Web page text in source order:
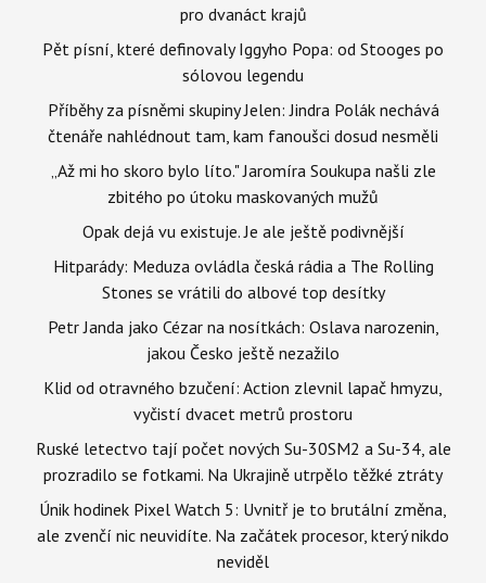
pro dvanáct krajů
Pět písní, které definovaly Iggyho Popa: od Stooges po
sólovou legendu
Příběhy za písněmi skupiny Jelen: Jindra Polák nechává
čtenáře nahlédnout tam, kam fanoušci dosud nesměli
„Až mi ho skoro bylo líto." Jaromíra Soukupa našli zle
zbitého po útoku maskovaných mužů
Opak dejá vu existuje. Je ale ještě podivnější
Hitparády: Meduza ovládla česká rádia a The Rolling
Stones se vrátili do albové top desítky
Petr Janda jako Cézar na nosítkách: Oslava narozenin,
jakou Česko ještě nezažilo
Klid od otravného bzučení: Action zlevnil lapač hmyzu,
vyčistí dvacet metrů prostoru
Ruské letectvo tají počet nových Su-30SM2 a Su-34, ale
prozradilo se fotkami. Na Ukrajině utrpělo těžké ztráty
Únik hodinek Pixel Watch 5: Uvnitř je to brutální změna,
ale zvenčí nic neuvidíte. Na začátek procesor, který nikdo
neviděl